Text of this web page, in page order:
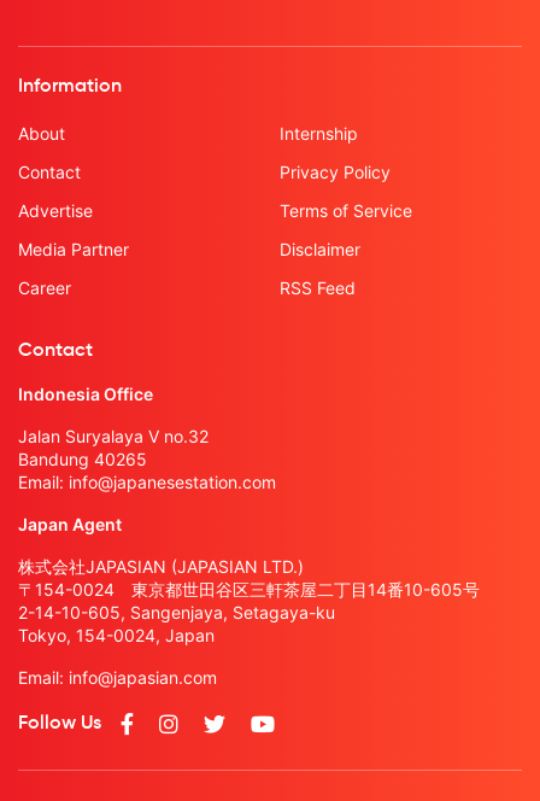
Information
About
Contact
Advertise
Media Partner
Career
Internship
Privacy Policy
Terms of Service
Disclaimer
RSS Feed
Contact
Indonesia Office
Jalan Suryalaya V no.32
Bandung 40265
Email: info@japanesestation.com
Japan Agent
株式会社JAPASIAN (JAPASIAN LTD.)
〒154-0024 東京都世田谷区三軒茶屋二丁目14番10-605号
2-14-10-605, Sangenjaya, Setagaya-ku
Tokyo, 154-0024, Japan
Email: info@japasian.com
Follow Us